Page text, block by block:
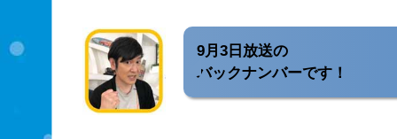
9月3日放送の
バックナンバーです！